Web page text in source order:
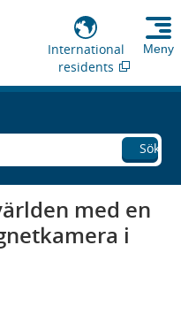
International
residents
Meny
Sök
med en
i